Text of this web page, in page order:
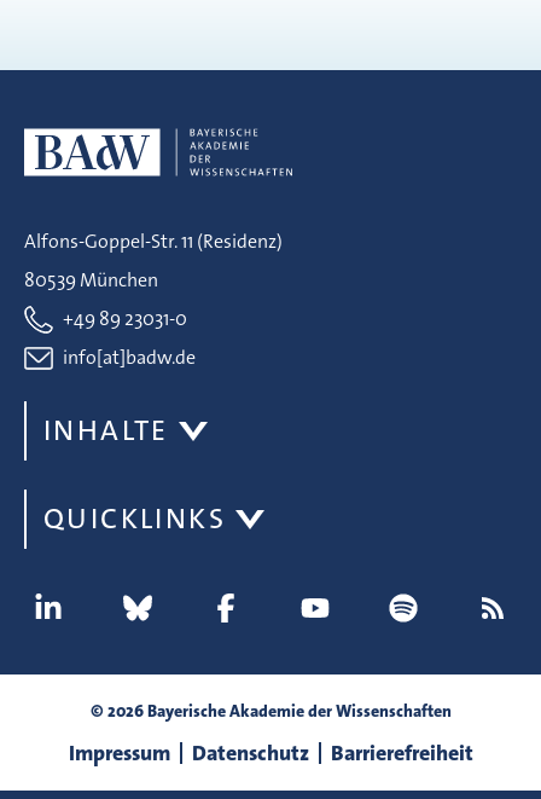
Alfons-Goppel-Str. 11 (Residenz)
80539 München
+49 89 23031-0
info[at]badw.de
INHALTE
QUICKLINKS
© 2026 Bayerische Akademie der Wissenschaften
Impressum Datenschutz Barrierefreiheit